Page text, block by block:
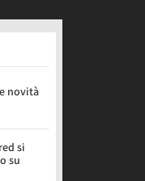
novità
si
su